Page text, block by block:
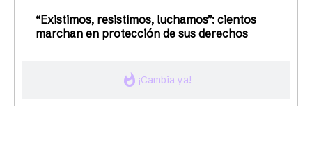
whatshot ¡Cambia ya!
“Existimos, resistimos, luchamos”: cientos
marchan en protección de sus derechos